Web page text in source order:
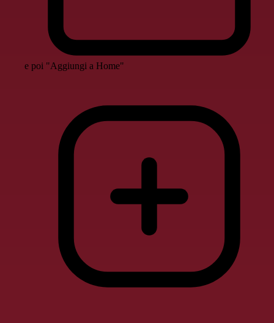
e poi "Aggiungi a Home"